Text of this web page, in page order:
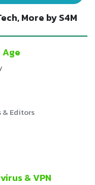
More by S4M
Age
& Editors
& VPN